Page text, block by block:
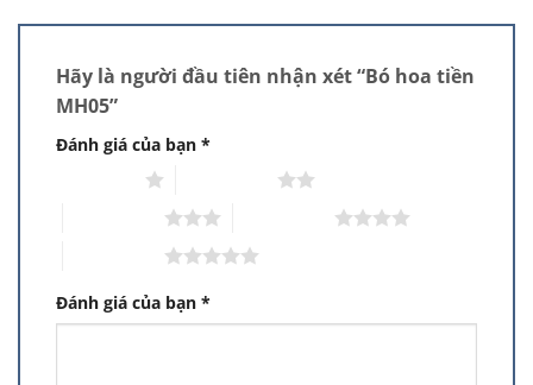
Hãy là người đầu tiên nhận xét “Bó hoa tiền
MH05”
Đánh giá của bạn *
Đánh giá của bạn *